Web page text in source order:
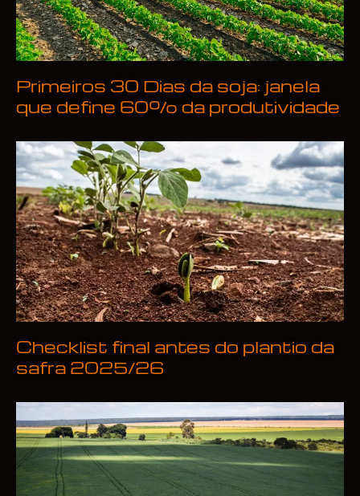
Primeiros 30 Dias da soja: janela
que define 60% da produtividade
Checklist final antes do plantio da
safra 2025/26